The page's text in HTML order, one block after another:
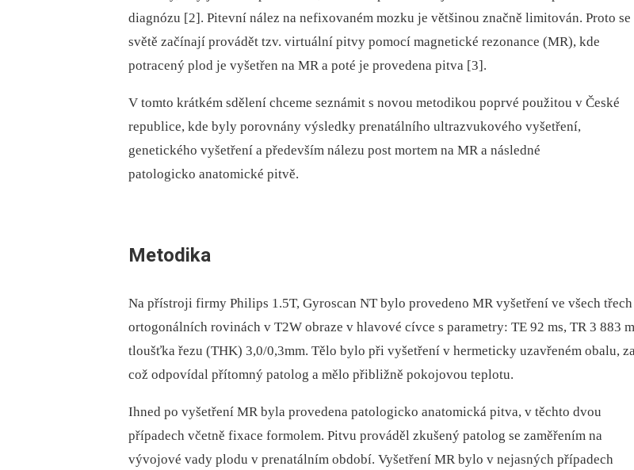
diagnózu [2]. Pitevní nález na nefixovaném mozku je většinou značně limitován. Proto se
světě začínají provádět tzv. virtuální pitvy pomocí magnetické rezonance (MR), kde
potracený plod je vyšetřen na MR a poté je provedena pitva [3].
V tomto krátkém sdělení chceme seznámit s novou metodikou poprvé použitou v České
republice, kde byly porovnány výsledky prenatálního ultrazvukového vyšetření,
genetického vyšetření a především nálezu post mortem na MR a následné
patologicko anatomické pitvě.
Metodika
Na přístroji firmy Philips 1.5T, Gyroscan NT bylo provedeno MR vyšetření ve všech třech
ortogonálních rovinách v T2W obraze v hlavové cívce s parametry: TE 92 ms, TR 3 883
tloušťka řezu (THK) 3,0/0,3mm. Tělo bylo při vyšetření v hermeticky uzavřeném obalu,
což odpovídal přítomný patolog a mělo přibližně pokojovou teplotu.
Ihned po vyšetření MR byla provedena patologicko anatomická pitva, v těchto dvou
případech včetně fixace formolem. Pitvu prováděl zkušený patolog se zaměřením na
vývojové vady plodu v prenatálním období. Vyšetření MR bylo v nejasných případech